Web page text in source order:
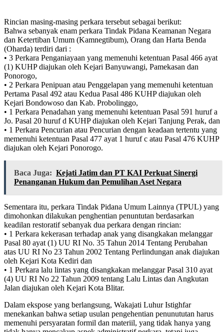
Rincian masing-masing perkara tersebut sebagai berikut:
Bahwa sebanyak enam perkara Tindak Pidana Keamanan Negara
dan Ketertiban Umum (Kamnegtibum), Orang dan Harta Benda
(Oharda) terdiri dari :
• 3 Perkara Penganiayaan yang memenuhi ketentuan Pasal 466 ayat
(1) KUHP diajukan oleh Kejari Banyuwangi, Pamekasan dan
Ponorogo,
• 2 Perkara Penipuan atau Penggelapan yang memenuhi ketentuan
Pertama Pasal 492 atau Kedua Pasal 486 KUHP diajukan oleh
Kejari Bondowoso dan Kab. Probolinggo,
• 1 Perkara Penadahan yang memenuhi ketentuan Pasal 591 huruf a
Jo. Pasal 20 huruf d KUHP diajukan oleh Kejari Tanjung Perak, dan
• 1 Perkara Pencurian atau Pencurian dengan keadaan tertentu yang
memenuhi ketentuan Pasal 477 ayat 1 huruf c atau Pasal 476 KUHP
diajukan oleh Kejari Ponorogo.
Baca Juga: Kejati Jatim dan PT KAI Perkuat Sinergi
Penanganan Hukum dan Pemulihan Aset Negara
Sementara itu, perkara Tindak Pidana Umum Lainnya (TPUL) yang
dimohonkan dilakukan penghentian penuntutan berdasarkan
keadilan restoratif sebanyak dua perkara dengan rincian:
• 1 Perkara kekerasan terhadap anak yang disangkakan melanggar
Pasal 80 ayat (1) UU RI No. 35 Tahun 2014 Tentang Perubahan
atas UU RI No 23 Tahun 2002 Tentang Perlindungan anak diajukan
oleh Kejari Kota Kediri dan
• 1 Perkara lalu lintas yang disangkakan melanggar Pasal 310 ayat
(4) UU RI No 22 Tahun 2009 tentang Lalu Lintas dan Angkutan
Jalan diajukan oleh Kejari Kota Blitar.
Dalam ekspose yang berlangsung, Wakajati Luhur Istighfar
menekankan bahwa setiap usulan pengehentian penunututan harus
memenuhi persyaratan formil dan materiil, yang tidak hanya yang